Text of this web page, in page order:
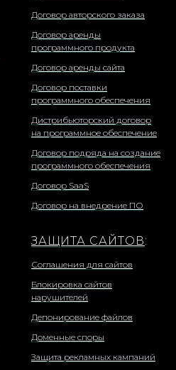
Договор авторского заказа
Договор аренды
программного продукта
Договор аренды сайта
Договор поставки
программного обеспечения
Дистрибьюторский договор
на программное обеспечение
Договор подряда на создание
программного обеспечения
Договор SaaS
Договор на внедрение ПО
ЗАЩИТА САЙТОВ:
Соглашения для сайтов
Блокировка сайтов
нарушителей
Депонирование файлов
Доменные споры
Защита рекламных кампаний